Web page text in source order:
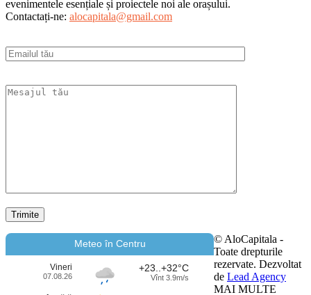
evenimentele esențiale și proiectele noi ale orașului.
Contactați-ne: alocapitala@gmail.com
Meteo în Centru
Vineri
07.08.26
+23..+32°C
Vînt 3.9m/s
© AloCapitala -
Toate drepturile
rezervate. Dezvoltat
de Lead Agency
MAI MULTE